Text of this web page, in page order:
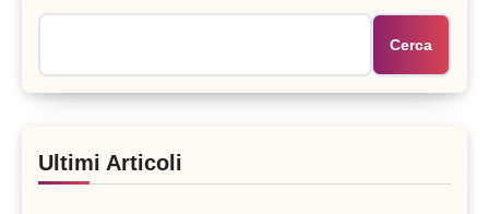
Cerca
Ultimi Articoli